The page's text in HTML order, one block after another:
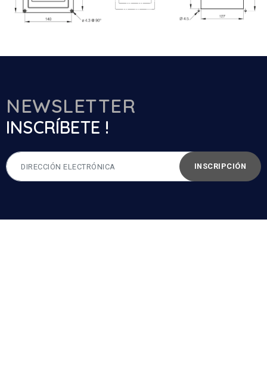
NEWSLETTER
INSCRÍBETE !
INSCRIPCIÓN